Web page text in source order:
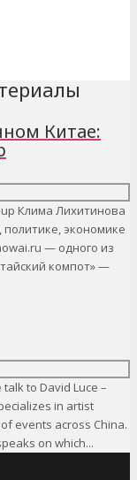
Китае:
Клима Лихитинова
экономике
— одного из
компот» —
to David Luce –
in artist
events across China.
on which...